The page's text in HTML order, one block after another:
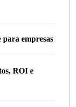
empresas
ROI e